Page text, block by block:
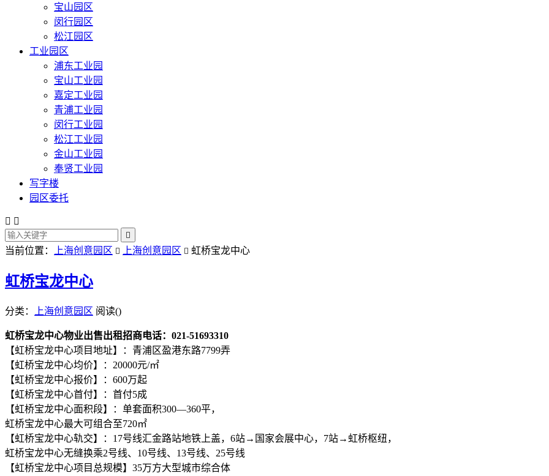
宝山园区
闵行园区
松江园区
工业园区
浦东工业园
宝山工业园
嘉定工业园
青浦工业园
闵行工业园
松江工业园
金山工业园
奉贤工业园
写字楼
园区委托
 

当前位置： 上海创意园区  上海创意园区  虹桥宝龙中心
虹桥宝龙中心
分类： 上海创意园区 阅读()
虹桥宝龙中心物业出售出租招商电话：021-51693310
【虹桥宝龙中心项目地址】：青浦区盈港东路7799弄
【虹桥宝龙中心均价】：20000元/㎡
【虹桥宝龙中心报价】：600万起
【虹桥宝龙中心首付】：首付5成
【虹桥宝龙中心面积段】：单套面积300—360平，
虹桥宝龙中心最大可组合至720㎡
【虹桥宝龙中心轨交】：17号线汇金路站地铁上盖，6站→国家会展中心，7站→虹桥枢纽，
虹桥宝龙中心无缝换乘2号线、10号线、13号线、25号线
【虹桥宝龙中心项目总规模】35万方大型城市综合体